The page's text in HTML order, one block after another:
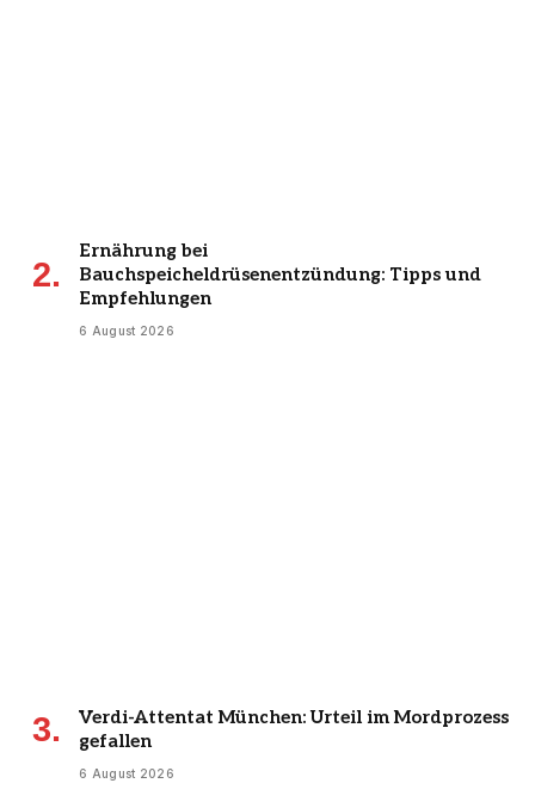
Ernährung bei
Bauchspeicheldrüsenentzündung: Tipps und
Empfehlungen
6 August 2026
Verdi-Attentat München: Urteil im Mordprozess
gefallen
6 August 2026